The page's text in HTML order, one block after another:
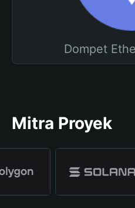
Dompet
Mitra Proyek